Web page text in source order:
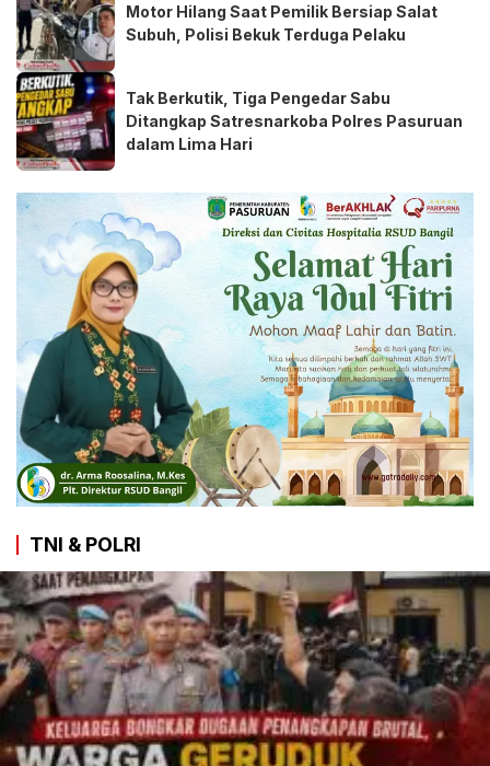
Motor Hilang Saat Pemilik Bersiap Salat
Subuh, Polisi Bekuk Terduga Pelaku
Tak Berkutik, Tiga Pengedar Sabu
Ditangkap Satresnarkoba Polres Pasuruan
dalam Lima Hari
TNI & POLRI